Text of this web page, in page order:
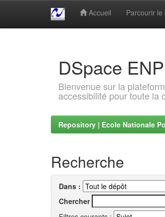
Accueil Parcourir
DSpace ENP
Bienvenue sur la
accessibilité pour toute la
Repository | Ecole Nationale
Recherche
Dans :
Chercher